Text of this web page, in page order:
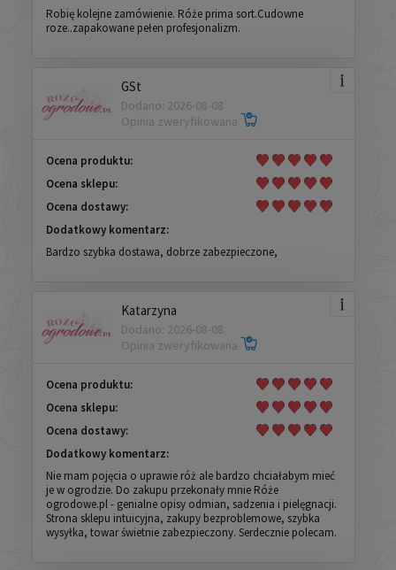
Robię kolejne zamówienie. Róże prima sort.Cudowne
roze..zapakowane pełen profesjonalizm.
GSt
Dodano: 2026-08-08
Opinia zweryfikowana
Ocena produktu:
Ocena sklepu:
Ocena dostawy:
Dodatkowy komentarz:
Bardzo szybka dostawa, dobrze zabezpieczone,
Katarzyna
Dodano: 2026-08-08
Opinia zweryfikowana
Ocena produktu:
Ocena sklepu:
Ocena dostawy:
Dodatkowy komentarz:
Nie mam pojęcia o uprawie róż ale bardzo chciałabym mieć
je w ogrodzie. Do zakupu przekonały mnie Róże
ogrodowe.pl - genialne opisy odmian, sadzenia i pielęgnacji.
Strona sklepu intuicyjna, zakupy bezproblemowe, szybka
wysyłka, towar świetnie zabezpieczony. Serdecznie polecam.